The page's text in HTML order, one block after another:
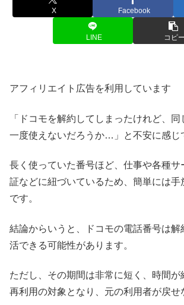
X Facebook
LINE コピー
アフィリエイト広告を利用しています
「ドコモを解約してしまったけれど、同
一度使えないだろうか…」と不安に感じ
長く使っていた番号ほど、仕事や各種
証などに紐づいているため、簡単には手
です。
結論からいうと、ドコモの電話番号は解
活できる可能性があります。
ただし、その期間は非常に短く、時間が
再利用の対象となり、元の利用者が戻せ